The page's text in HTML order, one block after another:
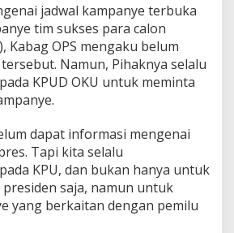
jadwal kampanye terbuka
tim sukses para calon
Kabag OPS mengaku belum
Namun, Pihaknya selalu
KPUD OKU untuk meminta
dapat informasi mengenai
Tapi kita selalu
KPU, dan bukan hanya untuk
presiden saja, namun untuk
yang berkaitan dengan pemilu